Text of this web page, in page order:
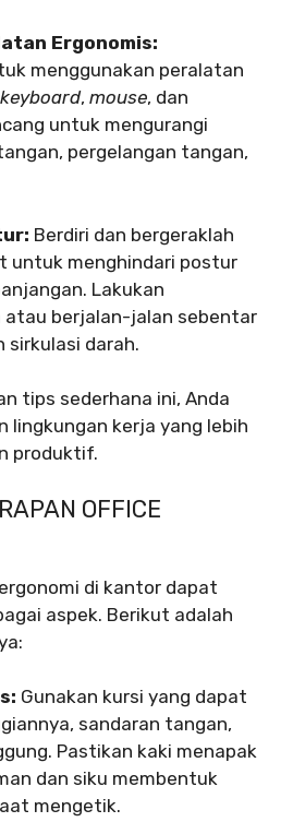
Ergonomis:
menggunakan peralatan
keyboard, mouse, dan
untuk mengurangi
pergelangan tangan,
Berdiri dan bergeraklah
untuk menghindari postur
Lakukan
atau berjalan-jalan sebentar
sirkulasi darah.
tips sederhana ini, Anda
lingkungan kerja yang lebih
produktif.
OFFICE
di kantor dapat
aspek. Berikut adalah
Gunakan kursi yang dapat
sandaran tangan,
Pastikan kaki menapak
dan siku membentuk
mengetik.